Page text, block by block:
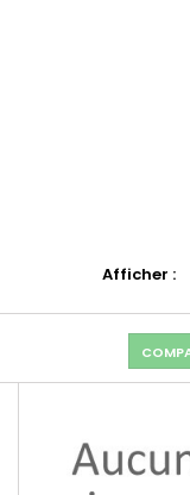
Afficher :